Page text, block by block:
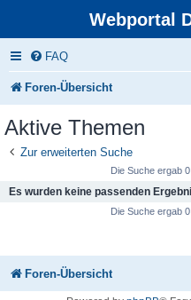
Webportal
FAQ
Foren-Übersicht
Aktive Themen
Zur erweiterten Suche
Die Suche ergab
Es wurden keine passenden
Die Suche ergab
Foren-Übersicht